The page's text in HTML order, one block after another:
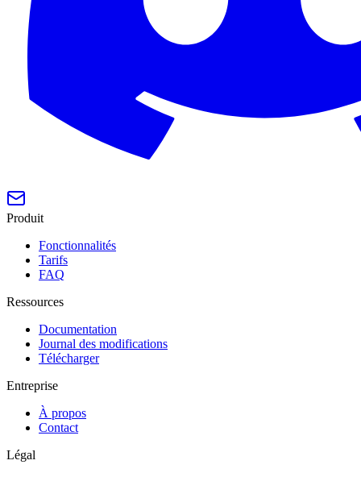
Produit
Fonctionnalités
Tarifs
FAQ
Ressources
Documentation
Journal des modifications
Télécharger
Entreprise
À propos
Contact
Légal